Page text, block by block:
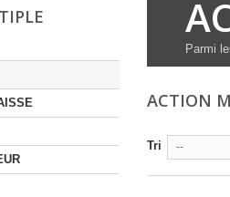
Parmi
ACTION
Tri --